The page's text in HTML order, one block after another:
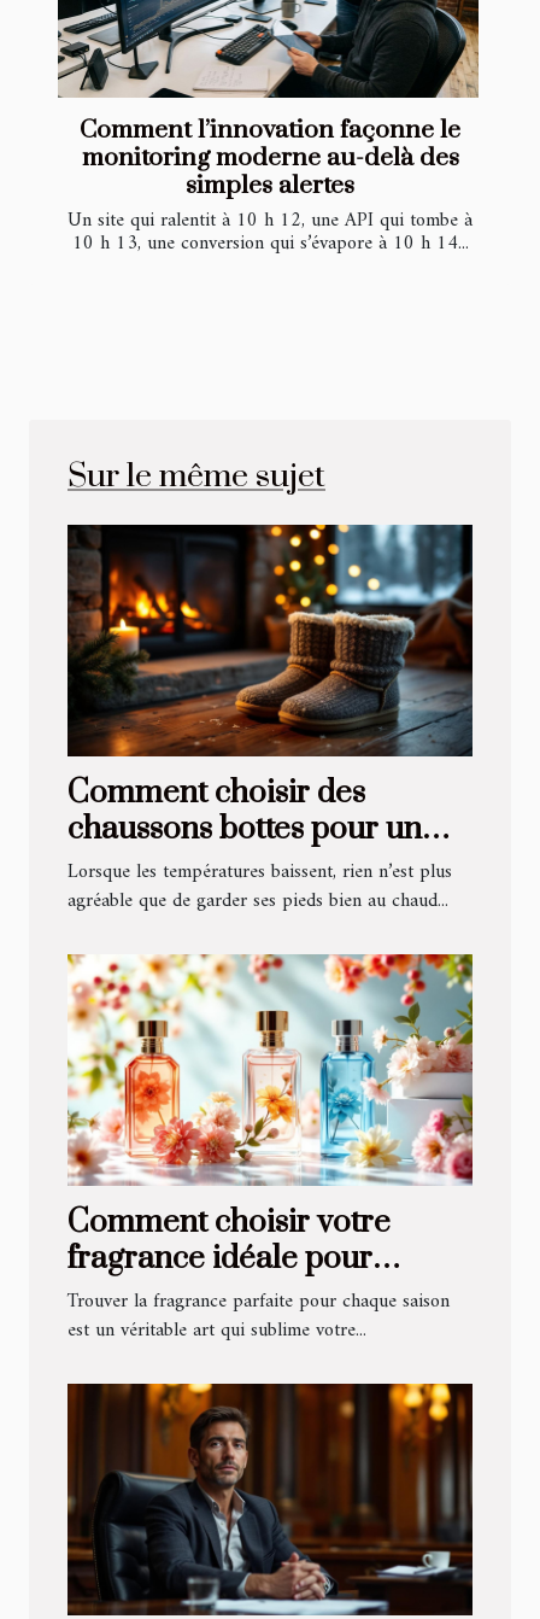
Comment l’innovation façonne le
monitoring moderne au-delà des
simples alertes
Un site qui ralentit à 10 h 12, une API qui tombe à
10 h 13, une conversion qui s’évapore à 10 h 14...
Sur le même sujet
Comment choisir des
chaussons bottes pour un
confort hivernal optimal ?
Lorsque les températures baissent, rien n’est plus
agréable que de garder ses pieds bien au chaud...
Comment choisir votre
fragrance idéale pour
chaque saison ?
Trouver la fragrance parfaite pour chaque saison
est un véritable art qui sublime votre...